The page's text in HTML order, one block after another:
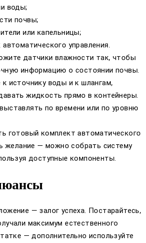
воды;
почвы;
или капельницы;
управления.
датчики влажности так, чтобы
информацию о состоянии почвы.
источнику воды и к шлангам,
жидкость прямо в контейнеры.
по времени или по уровню
готовый комплект автоматического
желание — можно собрать систему
доступные компоненты.
— залог успеха. Постарайтесь,
максимум естественного
— дополнительно используйте